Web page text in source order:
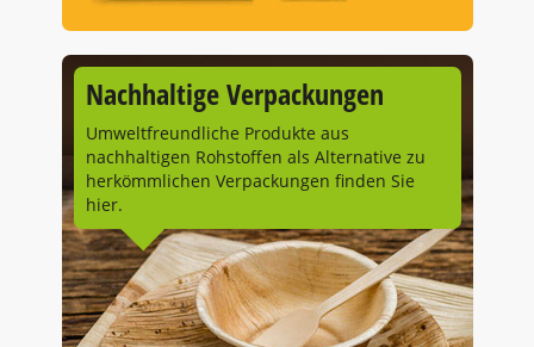
Nachhaltige Verpackungen
Umweltfreundliche Produkte aus
nachhaltigen Rohstoffen als Alternative zu
herkömmlichen Verpackungen finden Sie
hier.